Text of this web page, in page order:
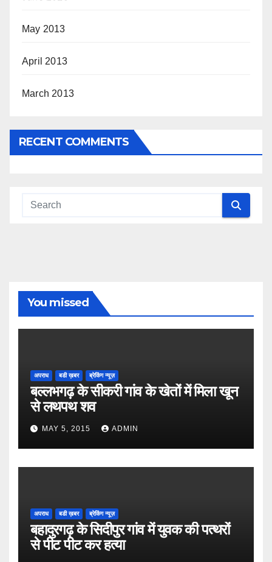
May 2013
April 2013
March 2013
RECENT COMMENTS
You missed
अपराध बडी ख़बर ब्रेकिंग न्यूज़
बल्लभगढ़ के सीकरी गांव के खेतों में मिला खून
से लथपथ शव
MAY 5, 2015 ADMIN
अपराध बडी ख़बर ब्रेकिंग न्यूज़
बहादुरगढ़ के सिदीपुर गांव में युवक की पत्थरों
से पीट पीट कर हत्या